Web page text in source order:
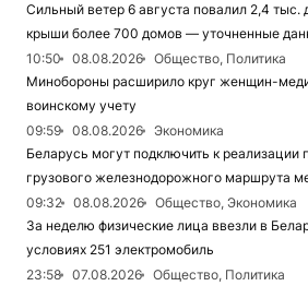
Сильный ветер 6 августа повалил 2,4 тыс.
крыши более 700 домов — уточненные
10:50
08.08.2026
Общество, Политика
Минобороны расширило круг женщин-
воинскому учету
09:59
08.08.2026
Экономика
Беларусь могут подключить к реализации
грузового железнодорожного маршрута
09:32
08.08.2026
Общество, Экономика
За неделю физические лица ввезли в
условиях 251 электромобиль
23:58
07.08.2026
Общество, Политика